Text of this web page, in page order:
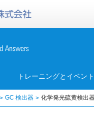
トレーニングとイベント
GC 検出器 化学発光硫黄検出